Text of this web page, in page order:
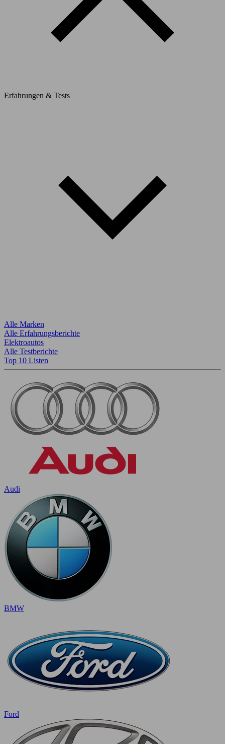
Erfahrungen & Tests
Alle Marken
Alle Erfahrungsberichte
Elektroautos
Alle Testberichte
Top 10 Listen
Audi
BMW
Ford